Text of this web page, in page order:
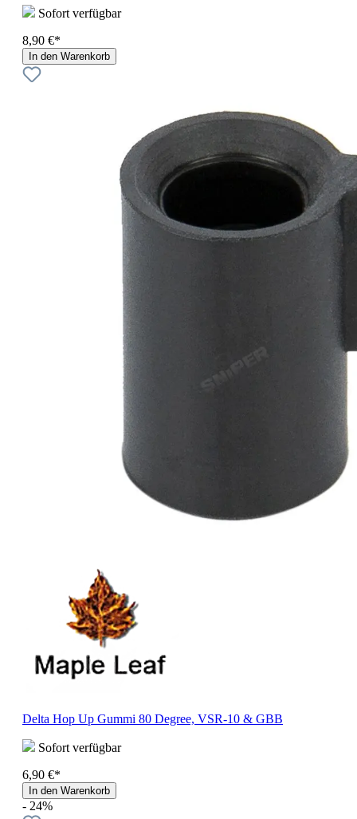
Sofort verfügbar
8,90 €*
In den Warenkorb
Delta Hop Up Gummi 80 Degree, VSR-10 & GBB
Sofort verfügbar
6,90 €*
In den Warenkorb
- 24%